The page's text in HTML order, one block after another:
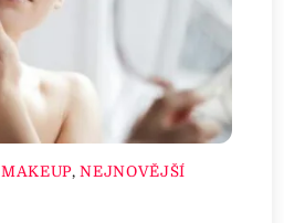
MAKEUP,NEJNOVĚJŠÍ